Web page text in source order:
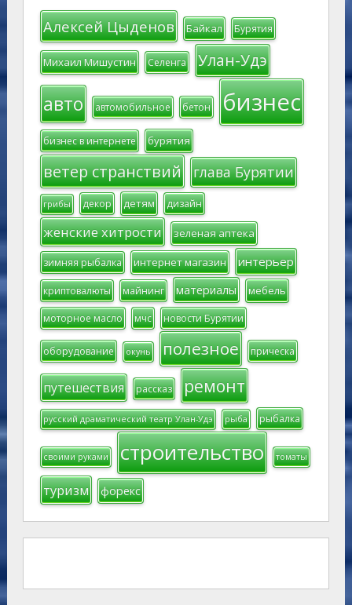
Алексей Цыденов Байкал Бурятия
Михаил Мишустин Селенга Улан-Удэ
авто автомобильное бетон бизнес
бизнес в интернете бурятия
ветер странствий глава Бурятии
грибы декор детям дизайн
женские хитрости зеленая аптека
зимняя рыбалка интернет магазин интерьер
криптовалюты майнинг материалы мебель
моторное масло мчс новости Бурятии
оборудование окунь полезное прическа
путешествия рассказ ремонт
русский драматический театр Улан-Удэ рыба рыбалка
своими руками строительство томаты
туризм форекс